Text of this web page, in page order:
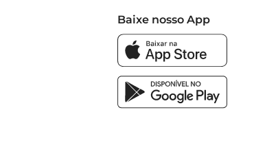
Baixe nosso App